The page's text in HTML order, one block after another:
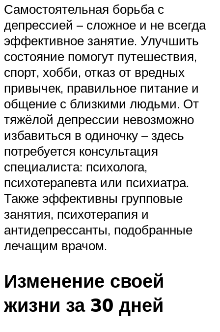
Самостоятельная борьба с
депрессией – сложное и не всегда
эффективное занятие. Улучшить
состояние помогут путешествия,
спорт, хобби, отказ от вредных
привычек, правильное питание и
общение с близкими людьми. От
тяжёлой депрессии невозможно
избавиться в одиночку – здесь
потребуется консультация
специалиста: психолога,
психотерапевта или психиатра.
Также эффективны групповые
занятия, психотерапия и
антидепрессанты, подобранные
лечащим врачом.
Изменение своей
жизни за 30 дней